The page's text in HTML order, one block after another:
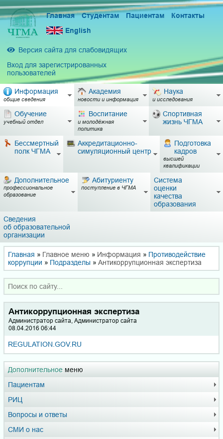
Главная Студентам Пациентам
Контакты
English
Версия сайта для слабовидящих
Вход для зарегистрированных
пользователей
Информация
общие сведения
Академия
новости и информация
Наука
и исследования
Обучение
учебный отдел
Воспитание
и молодёжная
политика
Спортивная
жизнь ЧГМА
Бессмертный
полк ЧГМА
Аккредитационно-
симуляционный центр
Подготовка
кадров
высшей
квалификации
Дополнительное
профессиональное
образование
Абитуриенту
поступление в ЧГМА
Система
оценки
качества
образования
Сведения
об образовательной
организации
Главная » Главное меню » Информация » Противодействие
коррупции » Подразделы » Антикоррупционная экспертиза
Дополнительное меню
Пациентам
РИЦ
Вопросы и ответы
СМИ о нас
Антикоррупционная экспертиза
Администратор сайта, Администратор сайта
08.04.2016 06:44
REGULATION.GOV.RU